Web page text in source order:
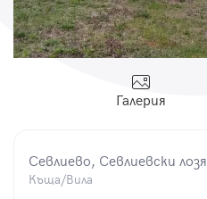
Галерия
Севлиево, Севлиевски лозя
Къща/Вила
Парола